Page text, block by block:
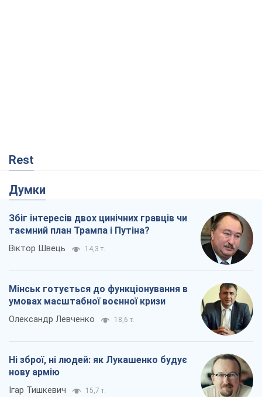
Rest
Думки
Збіг інтересів двох цинічних гравців чи
таємний план Трампа і Путіна?
Віктор Швець 14,3 т.
Мінськ готується до функціонування в
умовах масштабної воєнної кризи
Олександр Левченко 18,6 т.
Ні зброї, ні людей: як Лукашенко будує
нову армію
Ігар Тишкевич 15,7 т.